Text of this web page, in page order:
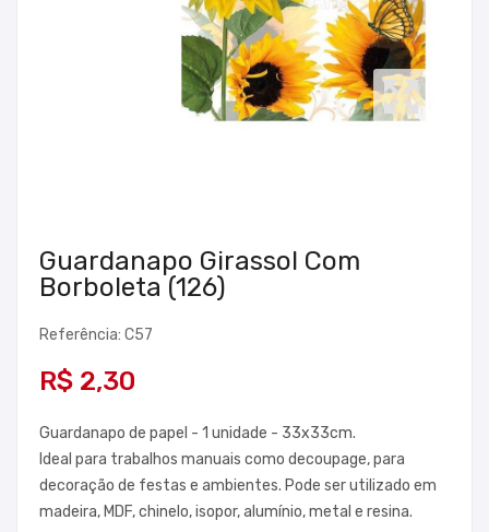
Guardanapo Girassol Com
Borboleta (126)
Referência: C57
R$ 2,30
Guardanapo de papel - 1 unidade - 33x33cm.
Ideal para trabalhos manuais como decoupage, para
decoração de festas e ambientes. Pode ser utilizado em
madeira, MDF, chinelo, isopor, alumínio, metal e resina.